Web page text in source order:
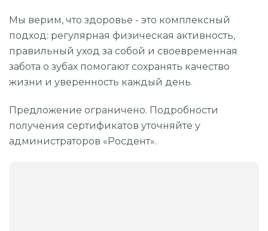
Прицельный снимок (1 зуб)
Составление плана операции по результатам КТ
Панорамный снимок (все зубы)
Мы верим, что здоровье - это комплексный
подход: регулярная физическая активность,
правильный уход за собой и своевременная
забота о зубах помогают сохранять качество
жизни и уверенность каждый день.
Предложение ограничено. Подробности
получения сертификатов уточняйте у
администраторов «Росдент».